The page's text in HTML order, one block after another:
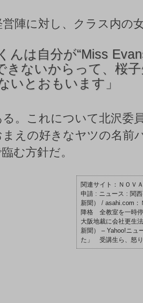
陣に対し、クラス内の
んは自分が“Miss
きないからって、桜
いとおもいます」
る。これについて北沢委
まえの好きなヤツの名前
む方針だ。
ＮＯＶ
申請 : ニュース : 関
新聞）
/ asahi.com
降格 全教室を一時
大阪地裁に会社更生
新聞） – Yahoo!ニュ
た」 受講生ら、怒